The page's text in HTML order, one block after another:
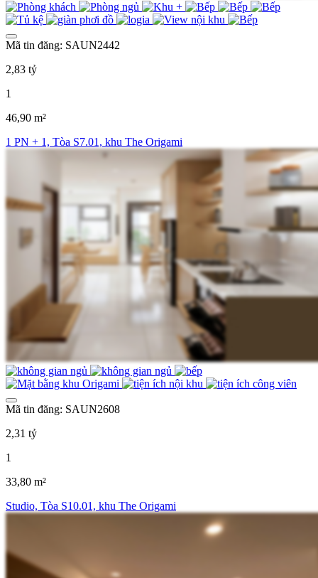
Mã tin đăng: SAUN2442
2,83 tỷ
1
46,90 m²
1 PN + 1, Tòa S7.01, khu The Origami
Mã tin đăng: SAUN2608
2,31 tỷ
1
33,80 m²
Studio, Tòa S10.01, khu The Origami